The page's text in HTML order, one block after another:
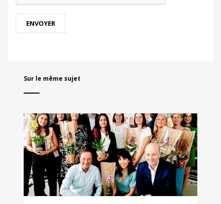
Sur le même sujet